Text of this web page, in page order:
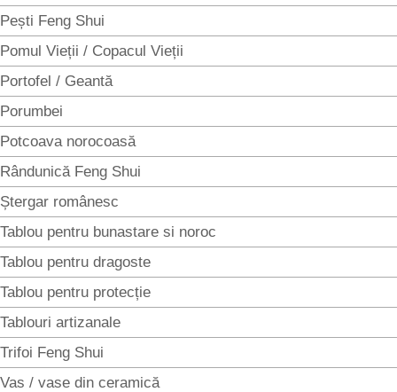
Pești Feng Shui
Pomul Vieții / Copacul Vieții
Portofel / Geantă
Porumbei
Potcoava norocoasă
Rândunică Feng Shui
Ștergar românesc
Tablou pentru bunastare si noroc
Tablou pentru dragoste
Tablou pentru protecție
Tablouri artizanale
Trifoi Feng Shui
Vas / vase din ceramică